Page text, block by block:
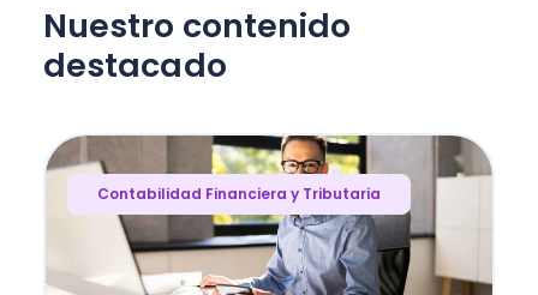
Nuestro contenido
destacado
Contabilidad Financiera y Tributaria